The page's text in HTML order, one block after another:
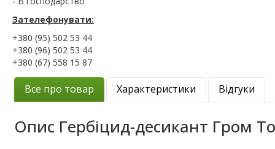
Зателефонувати:
+380 (95) 502 53 44
+380 (96) 502 53 44
+380 (67) 558 15 87
Все про товар Характеристики Відгуки
Опис Гербіцид-десикант Гром